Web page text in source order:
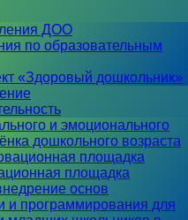
ДОО
по образовательным
«Здоровый дошкольник»
и эмоционального
дошкольного возраста
площадка
площадка
основ
и программирования для